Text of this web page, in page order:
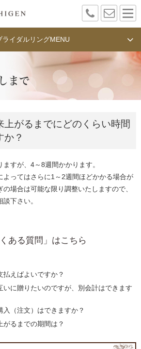
ライダルリングMENU
まで
上がるまでにどのくらい時間
か？
すが、4～8週間かかります。
よってはさらに1～2週間ほどかかる場合が
場合は可能な限り調整いたしますので、
下さい。
ある質問」はこちら
払えばよいですか？
いに贈りたいのですが、別会計はできます
入（注文）はできますか？
がるまでの期間は？